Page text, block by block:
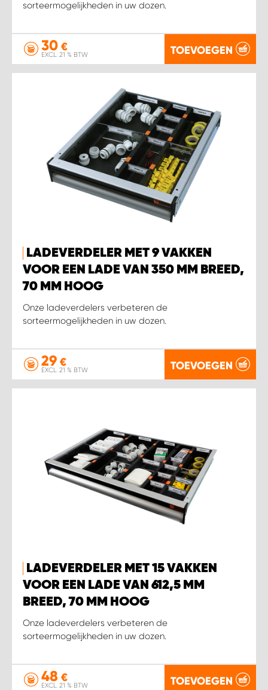
sorteermogelijkheden in uw dozen.
30 €
EXCL. 21 % BTW TOEVOEGEN
LADEVERDELER MET 9 VAKKEN
VOOR EEN LADE VAN 350 MM BREED,
70 MM HOOG
Onze ladeverdelers verbeteren de
sorteermogelijkheden in uw dozen.
29 €
EXCL. 21 % BTW TOEVOEGEN
LADEVERDELER MET 15 VAKKEN
VOOR EEN LADE VAN 612,5 MM
BREED, 70 MM HOOG
Onze ladeverdelers verbeteren de
sorteermogelijkheden in uw dozen.
48 €
EXCL. 21 % BTW TOEVOEGEN